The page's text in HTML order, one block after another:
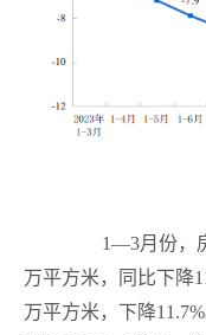
1—3月份，
万平方米，同比下降
万平方米，下降11.7%